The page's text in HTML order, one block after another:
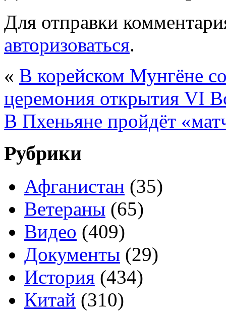
Для отправки
авторизоваться.
« В корейском Мунгёне
церемония открытия VI
В Пхеньяне пройдёт
Рубрики
Афганистан (35)
Ветераны (65)
Видео (409)
Документы (29)
История (434)
Китай (310)